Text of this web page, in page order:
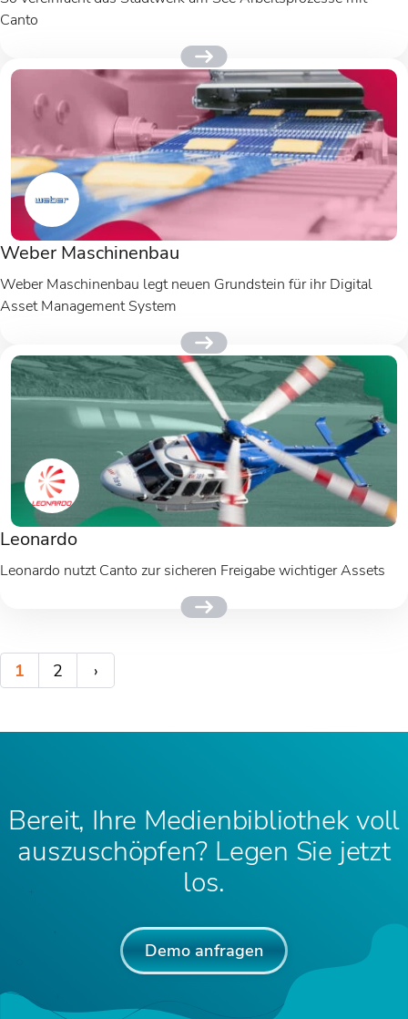
Canto
Weber Maschinenbau
Weber Maschinenbau legt neuen Grundstein für ihr Digital
Asset Management System
Leonardo
Leonardo nutzt Canto zur sicheren Freigabe wichtiger Assets
1 2 ›
Bereit, Ihre Medienbibliothek voll
auszuschöpfen? Legen Sie jetzt
los.
Demo anfragen